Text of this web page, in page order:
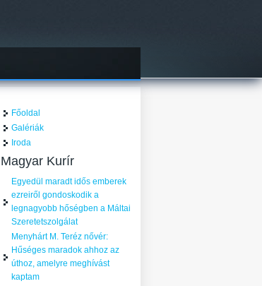
Főoldal
Galériák
Iroda
Magyar Kurír
Egyedül maradt idős emberek
ezreiről gondoskodik a
legnagyobb hőségben a Máltai
Szeretetszolgálat
Menyhárt M. Teréz nővér:
Hűséges maradok ahhoz az
úthoz, amelyre meghívást
kaptam